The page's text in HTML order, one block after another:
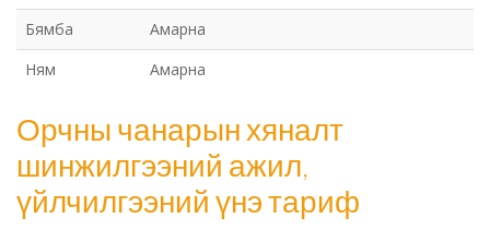
Бямба
Амарна
Ням
Амарна
Орчны чанарын хяналт
шинжилгээний ажил,
үйлчилгээний үнэ тариф